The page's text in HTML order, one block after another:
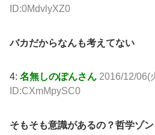
ID:0MdvlyXZ0
バカだからなんも考えてない
4: 名無しのぽんさん 2016/12/06(
ID:CXmMpySC0
そもそも意識があるの？哲学ゾ